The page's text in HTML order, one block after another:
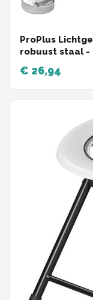
ProPlus
robuust staal -
€ 26,94